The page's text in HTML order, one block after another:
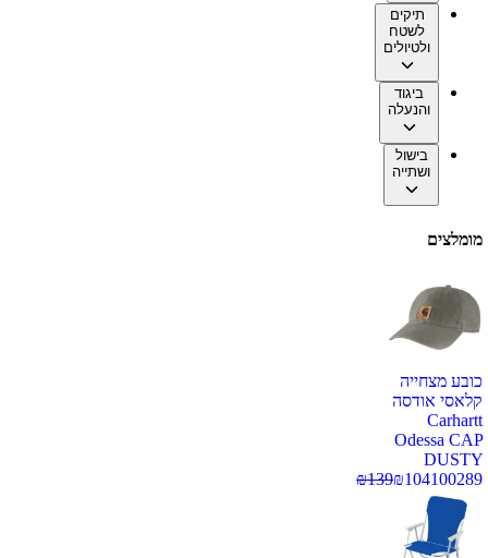
תיקים
לשטח
ולטיולים
ביגוד
והנעלה
בישול
ושתייה
מומלצים
כובע מצחייה
קלאסי אודסה
Carhartt
Odessa CAP
DUSTY
100289
₪104
₪139